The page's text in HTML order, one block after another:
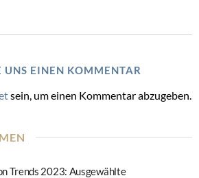
UNS EINEN KOMMENTAR
sein, um einen Kommentar abzugeben.
Trends 2023: Ausgewählte